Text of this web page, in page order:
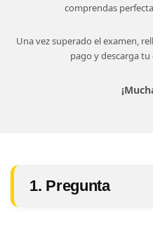
comprendas
Una vez superado el examen,
pago y descarga
1. Pregunta